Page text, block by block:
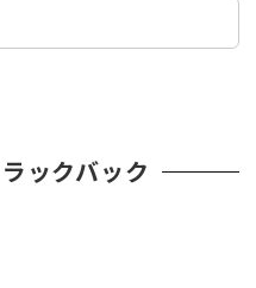
ックバック